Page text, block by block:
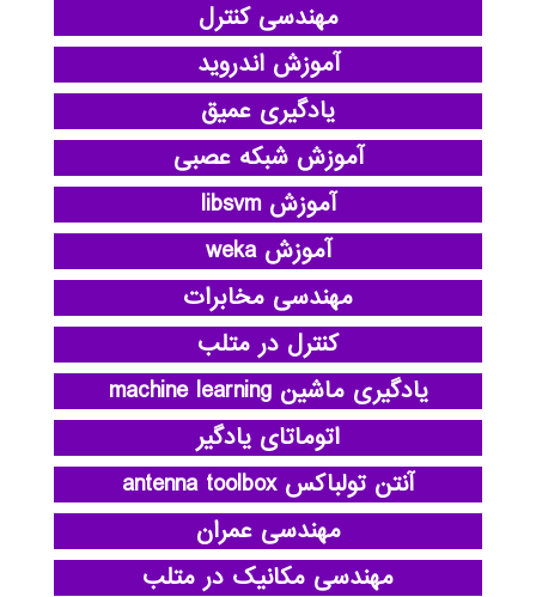
مهندسی کنترل
آموزش اندروید
یادگیری عمیق
آموزش شبکه عصبی
آموزش libsvm
آموزش weka
مهندسی مخابرات
کنترل در متلب
یادگیری ماشین machine learning
اتوماتای یادگیر
آنتن تولباکس antenna toolbox
مهندسی عمران
مهندسی مکانیک در متلب